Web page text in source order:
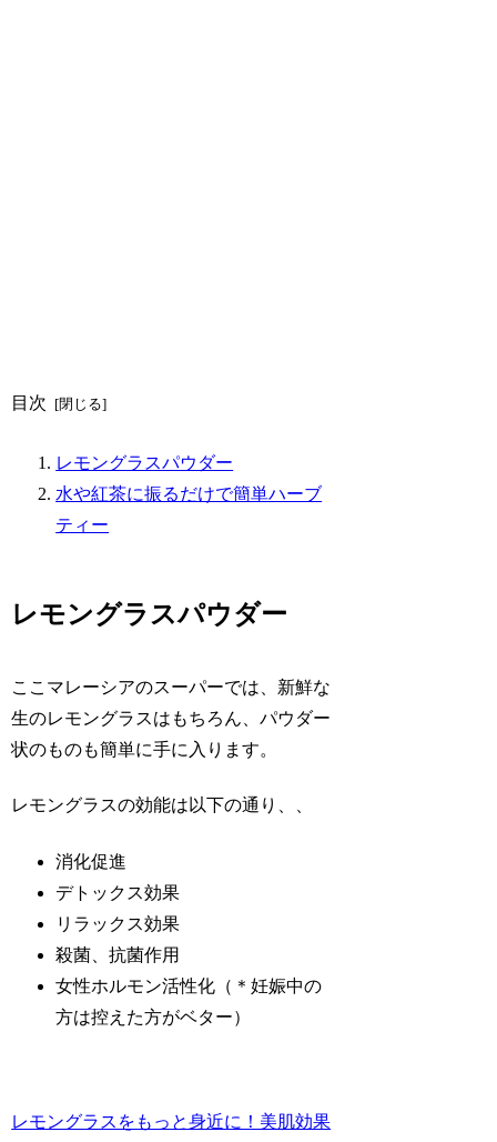
目次
レモングラスパウダー
水や紅茶に振るだけで簡単ハーブ
ティー
レモングラスパウダー
ここマレーシアのスーパーでは、新鮮な
生のレモングラスはもちろん、パウダー
状のものも簡単に手に入ります。
レモングラスの効能は以下の通り、、
消化促進
デトックス効果
リラックス効果
殺菌、抗菌作用
女性ホルモン活性化 （＊妊娠中の
方は控えた方がベター）
レモングラスをもっと身近に！美肌効果